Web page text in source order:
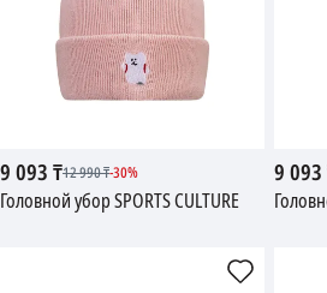
9 093₸12 990₸-30%
Головной убор SPORTS CULTURE
9 093